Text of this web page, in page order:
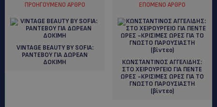
ΠΡΟΗΓΟΎΜΕΝΟ ΆΡΘΡΟ
VINTAGE BEAUTY BY SOFIΑ:
ΡΑΝΤΕΒΟΥ ΓΙΑ ΔΩΡΕΑΝ
ΔΟΚΙΜΗ
ΕΠΌΜΕΝΟ ΆΡΘΡΟ
ΚΩΝΣΤΑΝΤΙΝΟΣ ΑΓΓΕΛΙΔΗΣ:
ΣΤΟ ΧΕΙΡΟΥΡΓΕΙΟ ΓΙΑ ΠΕΝΤΕ
ΩΡΕΣ -ΚΡΙΣΙΜΕΣ ΩΡΕΣ ΓΙΑ ΤΟ
ΓΝΩΣΤΟ ΠΑΡΟΥΣΙΑΣΤΗ
(βίντεο)